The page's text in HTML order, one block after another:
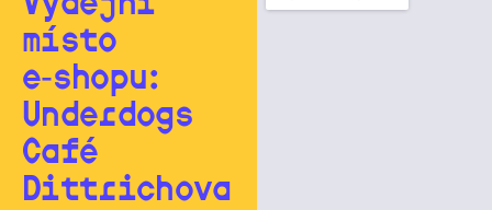
místo
e‑shopu:
Underdogs
Café
Dittrichova